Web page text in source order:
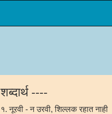
शब्दार्थ ----
१. नूरवी - न उरवी, शिल्लक रहात नाही